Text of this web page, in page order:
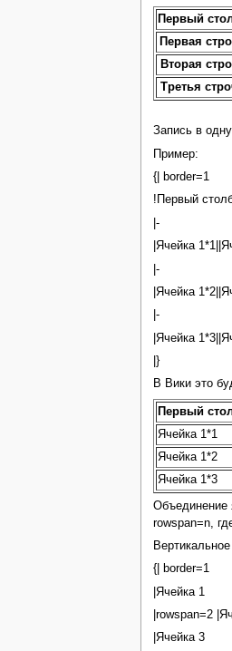
Первый
Первая
Вторая
Третья
Запись в
Пример:
{| border=1
!Первый
|-
|Ячейка
|-
|Ячейка
|-
|Ячейка
|}
В Вики это
Первый
Ячейка 1*1
Ячейка 1*2
Ячейка 1*3
Объединение
rowspan=n,
{| border=1
|Ячейка 1
|rowspan=2
|Ячейка 3